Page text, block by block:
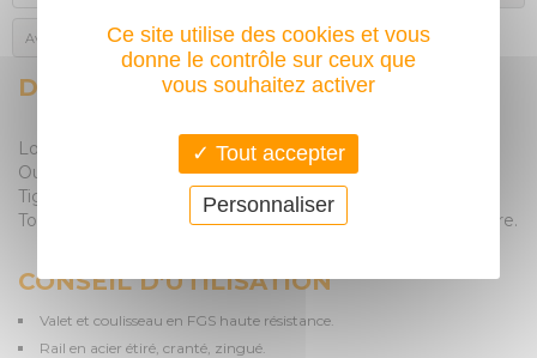
Avis des acheteurs
DESCRIPTION
Longueur : 500mm
Ouverture maxi : 620mm
Tige : 35mm x 9mm
Toutes les dimensions sont disponibles en images ci-contre.
CONSEIL D'UTILISATION
Valet et coulisseau en FGS haute résistance.
Rail en acier étiré, cranté, zingué.
Ce site utilise des cookies et vous
donne le contrôle sur ceux que
vous souhaitez activer
Tout accepter
Personnaliser